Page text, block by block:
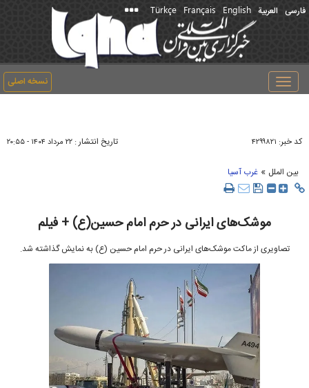
فارسی العربیة English
Français
Türkçe
نسخه اصلی
Toggle
navigation
کد خبر: ۴۲۹۹۸۲۱ تاریخ انتشار : ۲۲ مرداد ۱۴۰۴ - ۲۰:۵۵
بین الملل » غرب آسیا
موشک‌های ایرانی در حرم امام حسین(ع) + فیلم
تصاویری از ماکت موشک‌های ایرانی در حرم امام حسین (ع) به نمایش گذاشته شد.